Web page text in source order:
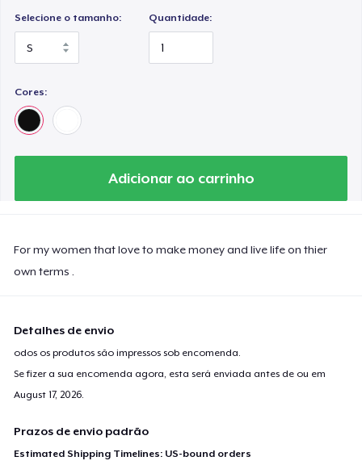
Selecione o tamanho: Quantidade:
Cores:
Adicionar ao carrinho
For my women that love to make money and live life on thier
own terms .
Detalhes de envio
odos os produtos são impressos sob encomenda.
Se fizer a sua encomenda agora, esta será enviada antes de ou em
August 17, 2026
Prazos de envio padrão
Estimated Shipping Timelines: US-bound orders